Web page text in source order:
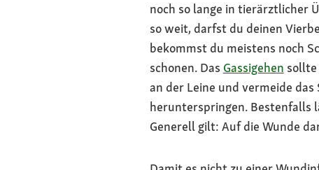
noch so lange in tierärztlicher
so weit, darfst du deinen
bekommst du meistens noch
schonen. Das Gassigehen
an der Leine und vermeide
herunterspringen. Bestenfalls
Generell gilt: Auf die Wunde